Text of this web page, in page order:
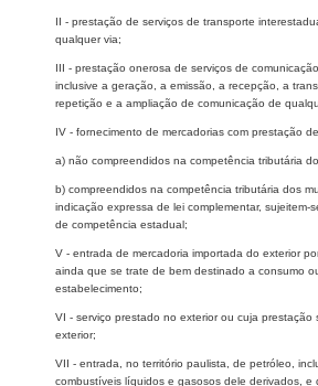
II - prestação de serviços de transporte
qualquer via;
III - prestação onerosa de serviços de
inclusive a geração, a emissão, a recepção, a
repetição e a ampliação de comunicação de
IV - fornecimento de mercadorias com prestação
a) não compreendidos na competência tributária
b) compreendidos na competência tributária dos
indicação expressa de lei complementar, sujeitem-
de competência estadual;
V - entrada de mercadoria importada do exterior
ainda que se trate de bem destinado a consumo
estabelecimento;
VI - serviço prestado no exterior ou cuja prestação
exterior;
VII - entrada, no território paulista, de petróleo,
combustíveis líquidos e gasosos dele derivados, e